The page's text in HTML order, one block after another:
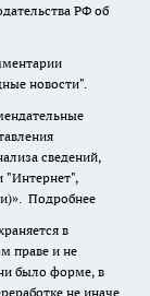
РФ об
новости".
сведений,
"Интернет",
Подробнее
в
праве и не
было форме, в
не иначе